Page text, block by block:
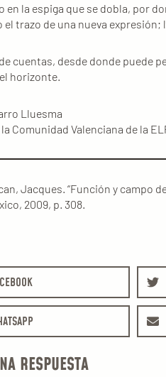
en la espiga que se dobla, por
el trazo de una nueva
cuentas, desde donde puede
horizonte.
Lluesma
Comunidad Valenciana de la
Jacques. “Función y campo
2009, p. 308.
RESPUESTA